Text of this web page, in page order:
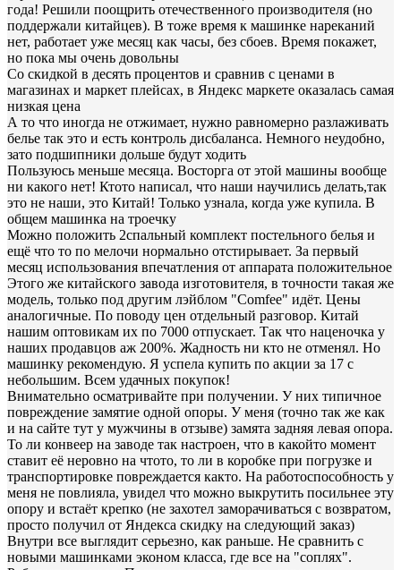
года! Решили поощрить отечественного производителя (но
поддержали китайцев). В тоже время к машинке нареканий
нет, работает уже месяц как часы, без сбоев. Время покажет,
но пока мы очень довольны
Со скидкой в десять процентов и сравнив с ценами в
магазинах и маркет плейсах, в Яндекс маркете оказалась самая
низкая цена
А то что иногда не отжимает, нужно равномерно разлаживать
белье так это и есть контроль дисбаланса. Немного неудобно,
зато подшипники дольше будут ходить
Пользуюсь меньше месяца. Восторга от этой машины вообще
ни какого нет! Ктото написал, что наши научились делать,так
это не наши, это Китай! Только узнала, когда уже купила. В
общем машинка на троечку
Можно положить 2спальный комплект постельного белья и
ещё что то по мелочи нормально отстирывает. За первый
месяц использования впечатления от аппарата положительное
Этого же китайского завода изготовителя, в точности такая же
модель, только под другим лэйблом "Comfee" идёт. Цены
аналогичные. По поводу цен отдельный разговор. Китай
нашим оптовикам их по 7000 отпускает. Так что наценочка у
наших продавцов аж 200%. Жадность ни кто не отменял. Но
машинку рекомендую. Я успела купить по акции за 17 с
небольшим. Всем удачных покупок!
Внимательно осматривайте при получении. У них типичное
повреждение замятие одной опоры. У меня (точно так же как
и на сайте тут у мужчины в отзыве) замята задняя левая опора.
То ли конвеер на заводе так настроен, что в какойто момент
ставит её неровно на чтото, то ли в коробке при погрузке и
транспортировке повреждается както. На работоспособность у
меня не повлияла, увидел что можно выкрутить посильнее эту
опору и встаёт крепко (не захотел заморачиваться с возвратом,
просто получил от Яндекса скидку на следующий заказ)
Внутри все выглядит серьезно, как раньше. Не сравнить с
новыми машинками эконом класса, где все на "соплях".